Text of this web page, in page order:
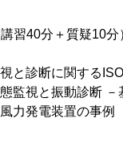
40分＋質疑10分
診断に関する
視と振動診断 －
発電装置の事例